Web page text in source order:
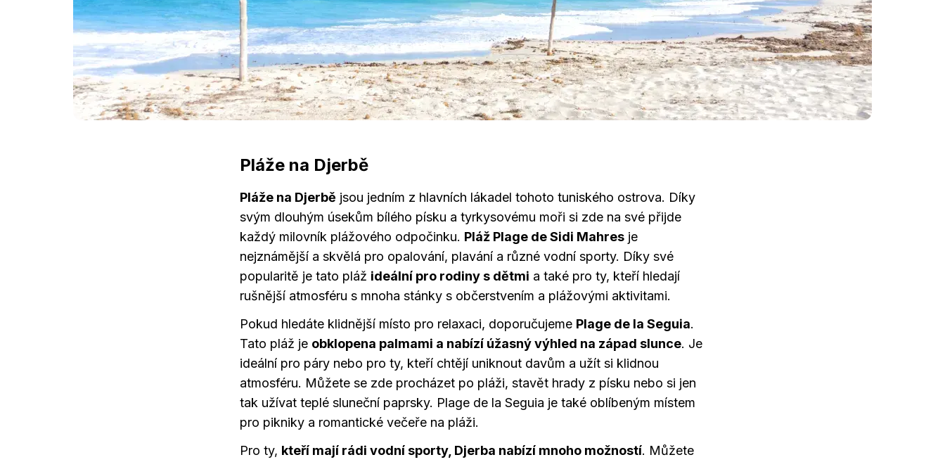
Pláže na Djerbě
Pláže na Djerbě jsou jedním z hlavních lákadel tohoto tuniského ostrova. Díky
svým dlouhým úsekům bílého písku a tyrkysovému moři si zde na své přijde
každý milovník plážového odpočinku. Pláž Plage de Sidi Mahresje
nejznámější a skvělá pro opalování, plavání a různé vodní sporty. Díky své
popularitě je tato pláž ideální pro rodiny s dětmi a také pro ty, kteří hledají
rušnější atmosféru s mnoha stánky s občerstvením a plážovými aktivitami.
Pokud hledáte klidnější místo pro relaxaci, doporučujeme Plage de la Seguia.
Tato pláž je obklopena palmami a nabízí úžasný výhled na západ slunce. Je
ideální pro páry nebo pro ty, kteří chtějí uniknout davům a užít si klidnou
atmosféru. Můžete se zde procházet po pláži, stavět hrady z písku nebo si jen
tak užívat teplé sluneční paprsky. Plage de la Seguia je také oblíbeným místem
pro pikniky a romantické večeře na pláži.
Pro ty, kteří mají rádi vodní sporty, Djerba nabízí mnoho možností. Můžete